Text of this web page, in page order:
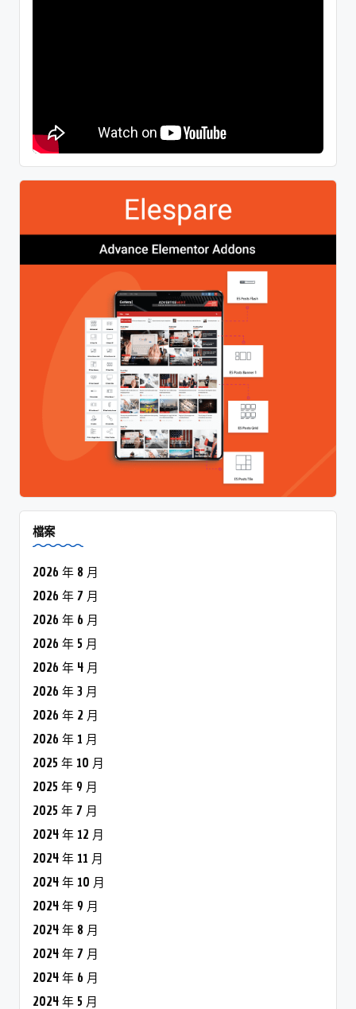
檔案
2026 年 8 月
2026 年 7 月
2026 年 6 月
2026 年 5 月
2026 年 4 月
2026 年 3 月
2026 年 2 月
2026 年 1 月
2025 年 10 月
2025 年 9 月
2025 年 7 月
2024 年 12 月
2024 年 11 月
2024 年 10 月
2024 年 9 月
2024 年 8 月
2024 年 7 月
2024 年 6 月
2024 年 5 月